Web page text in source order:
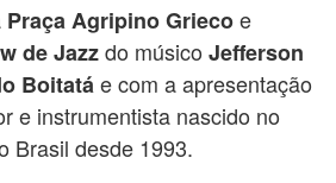
Praça Agripino Griecoe
de Jazzdo músico Jefferson
Boitatáe com a apresentação
e instrumentista nascido no
Brasil desde 1993.